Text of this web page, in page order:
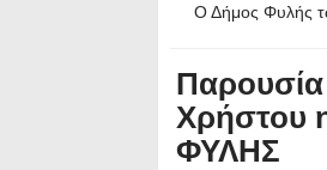
Ο Δήμος Φυλής
Χρήστου
ΦΥΛΗΣ